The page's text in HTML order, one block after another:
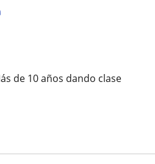
más de 10 años dando clase